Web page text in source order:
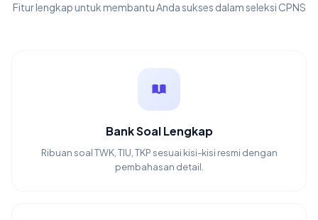
Fitur lengkap untuk membantu Anda sukses dalam seleksi CPNS
Bank Soal Lengkap
Ribuan soal TWK, TIU, TKP sesuai kisi-kisi resmi dengan
pembahasan detail.